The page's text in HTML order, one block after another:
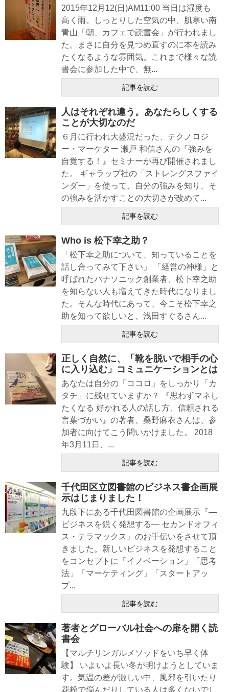
2015年12月12(日)AM11:00 当日は湿度も
高く雨。しっとりした空気の中、肌寒い南
青山「朝、カフェで読書会」が行われまし
た。まさに自分を見つめ直すのに本を読み
たくなるような雰囲気。これまで様々な読
書会に参加した中で、無...
記事を読む
人はそれぞれ違う。あなたらしくする
ことが大切なのだ
６月に行われ大盛況だった、テクノロジ
ー・マーケター 瀬戸 和信さんの『強みを
自覚する！』セミナーが再び開催されまし
た。 ギャラップ社の「ストレングスファイ
ンダー」を使って、自分の強みを知り、そ
の強みを活かすことの大切さが改めて...
記事を読む
Who is 松下幸之助？
「松下幸之助について、知っていることを
話し合ってみて下さい」 「経営の神様」と
呼ばれたパナソニック創業者、松下幸之助
を知らない人も増えてきた時代になりまし
た。そんな時代にあって、今こそ松下幸之
助を知って欲しいと、浅田すぐるさん...
記事を読む
正しく自然に、「靴を脱いで相手の心
に入り込む」コミュニケーションとは
あなたは自分の「ココロ」をしっかり「カ
タチ」に残せていますか？ 『思わずマネし
たくなる 好かれる人の話し方、信頼される
言葉づかい』の著者、桑野麻衣さんは、参
加者に向けてこう問いかけました。 2018
年3月11日、...
記事を読む
千代田区立図書館のビジネス書企画展
示はじまりました！
九段下にある千代田図書館の企画展示『―
ビジネスを鋭く発想する― セカンドオフィ
ス・テラマックス』のお手伝いをさせて頂
きました。新しいビジネスを発想すること
をコンセプトに「イノベーション」「思考
法」「マーケティング」「スタートアッ
プ...
記事を読む
著者とグローバル社会への扉を開く読
書会
【マルチリンガルメソッドをいち早く体
験】 いよいよ長い冬が明けようとしていま
す。気温の差が激しい中、風邪を引いたり
花粉で悩んだりしている人は多くないでし